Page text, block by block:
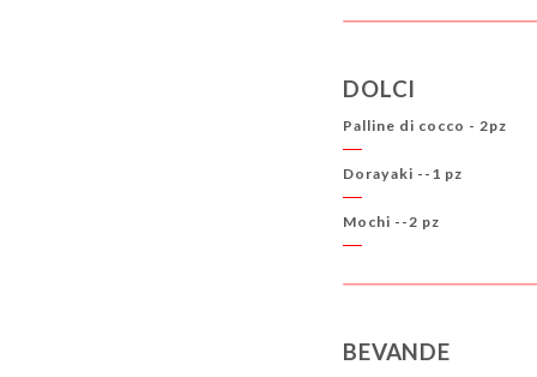
DOLCI
Palline di cocco - 2pz
Dorayaki --1 pz
Mochi --2 pz
BEVANDE